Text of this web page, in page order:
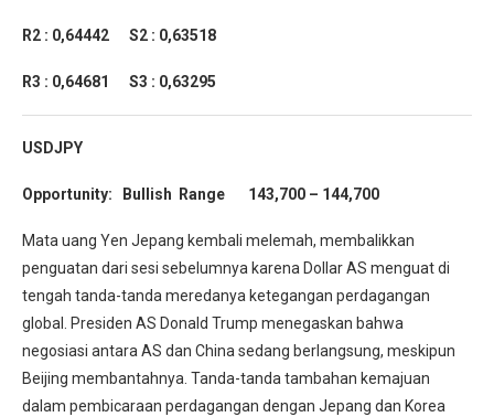
R2 : 0,64442 S2 : 0,63518
R3 : 0,64681 S3 : 0,63295
USDJPY
Opportunity: Bullish Range 143,700 – 144,700
Mata uang Yen Jepang kembali melemah, membalikkan
penguatan dari sesi sebelumnya karena Dollar AS menguat di
tengah tanda-tanda meredanya ketegangan perdagangan
global. Presiden AS Donald Trump menegaskan bahwa
negosiasi antara AS dan China sedang berlangsung, meskipun
Beijing membantahnya. Tanda-tanda tambahan kemajuan
dalam pembicaraan perdagangan dengan Jepang dan Korea